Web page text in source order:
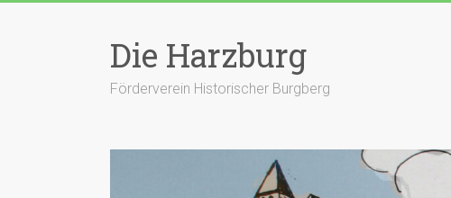
Die Harzburg
Förderverein Historischer Burgberg